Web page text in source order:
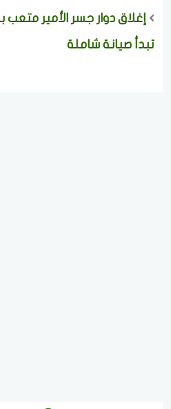
إغلاق دوار جسر الأمير متعب
تبدأ صيانة شاملة